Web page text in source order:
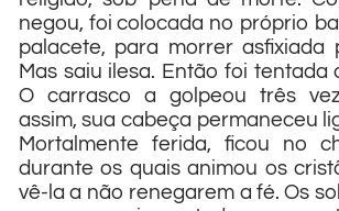
negou, foi colocada no próprio
palacete, para morrer asfixiada
Mas saiu ilesa. Então foi tentada
O carrasco a golpeou três
assim, sua cabeça permaneceu
Mortalmente ferida, ficou no
durante os quais animou os
vê-la a não renegarem a fé. Os